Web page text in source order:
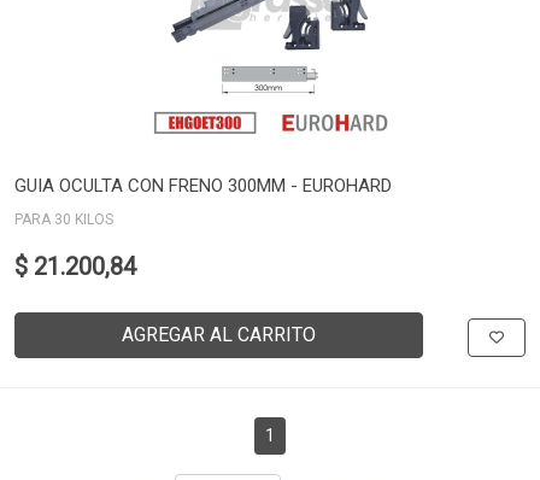
GUIA OCULTA CON FRENO 300MM - EUROHARD
PARA 30 KILOS
$ 21.200,84
AGREGAR AL CARRITO
1